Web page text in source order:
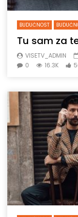
BUDUĆNOST
Tu sam za
VISETV_ADMIN
0
16.3K